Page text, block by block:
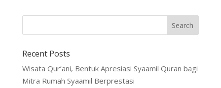
Recent Posts
Wisata Qur’ani, Bentuk Apresiasi Syaamil Quran bagi
Mitra Rumah Syaamil Berprestasi